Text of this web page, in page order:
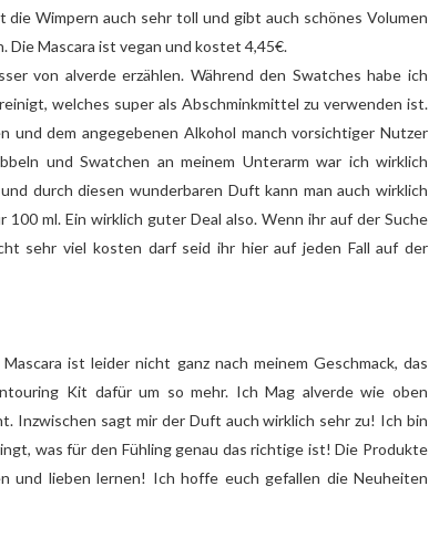
Wimpern auch sehr toll und gibt auch schönes Volumen
Die Mascara ist vegan und kostet 4,45€.
von alverde erzählen. Während den Swatches habe ich
welches super als Abschminkmittel zu verwenden ist.
dem angegebenen Alkohol manch vorsichtiger Nutzer
und Swatchen an meinem Unterarm war ich wirklich
durch diesen wunderbaren Duft kann man auch wirklich
ml. Ein wirklich guter Deal also. Wenn ihr auf der Suche
sehr viel kosten darf seid ihr hier auf jeden Fall auf der
ist leider nicht ganz nach meinem Geschmack, das
Kit dafür um so mehr. Ich Mag alverde wie oben
Inzwischen sagt mir der Duft auch wirklich sehr zu! Ich bin
was für den Fühling genau das richtige ist! Die Produkte
und lieben lernen! Ich hoffe euch gefallen die Neuheiten